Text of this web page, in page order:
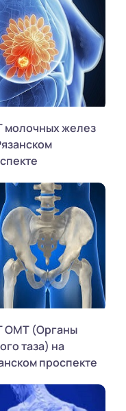
молочных желез
ОМТ (Органы
таза) на
проспекте